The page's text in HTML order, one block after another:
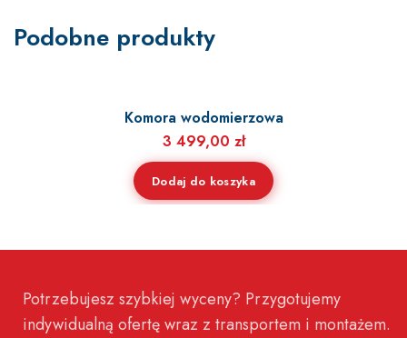
Podobne produkty
Komora wodomierzowa
3 499,00 zł
Dodaj do koszyka
Potrzebujesz szybkiej wyceny? Przygotujemy
indywidualną ofertę wraz z transportem i montażem.